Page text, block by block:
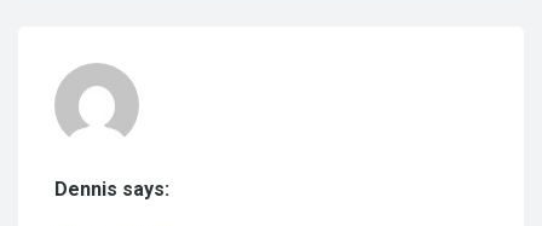
Dennis says: